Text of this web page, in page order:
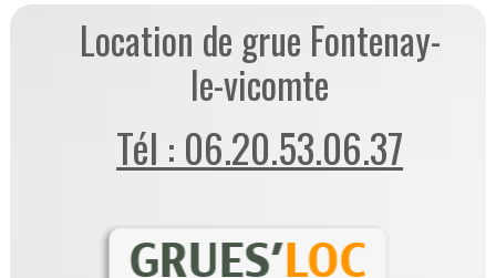
Location de grue Fontenay-
le-vicomte
Tél : 06.20.53.06.37